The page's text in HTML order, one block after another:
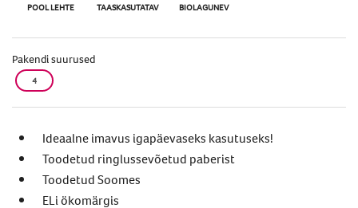
POOL LEHTE TAASKASUTATAV BIOLAGUNEV
Pakendi suurused
4
Ideaalne imavus igapäevaseks kasutuseks!
Toodetud ringlussevõetud paberist
Toodetud Soomes
ELi ökomärgis